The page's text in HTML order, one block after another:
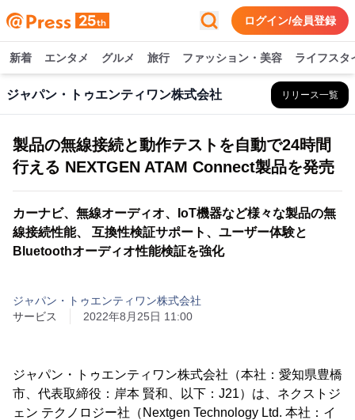
ログイン/会員登録
新着 エンタメ グルメ 旅行 ファッション・美容 ライフスタ
ジャパン・トゥエンティワン株式会社 リリース一覧
製品の無線接続と動作テストを自動で24時間
行える NEXTGEN ATAM Connect製品を発売
カーナビ、無線オーディオ、IoT機器など様々な製品の無
線接続性能、 互換性検証サポート、ユーザー体験と
Bluetoothオーディオ性能検証を強化
ジャパン・トゥエンティワン株式会社
サービス
2022年8月25日 11:00
ジャパン・トゥエンティワン株式会社（本社：愛知県豊橋
市、代表取締役：岸本 賢和、以下：J21）は、ネクストジ
ェン テクノロジー社（Nextgen Technology Ltd. 本社：イ